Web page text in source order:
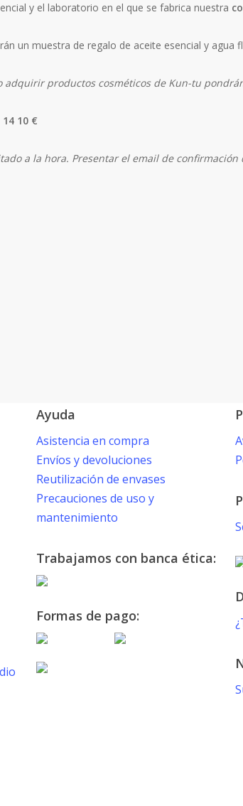
y el laboratorio en el que se fabrica nuestra
un muestra de regalo de aceite esencial y agua
adquirir productos cosméticos de Kun-tu
10 €
a la hora. Presentar el email de confirmación
Ayuda
Asistencia en compra
Envíos y devoluciones
Reutilización de envases
Precauciones de uso y
mantenimiento
Trabajamos con banca ética:
Formas de pago: